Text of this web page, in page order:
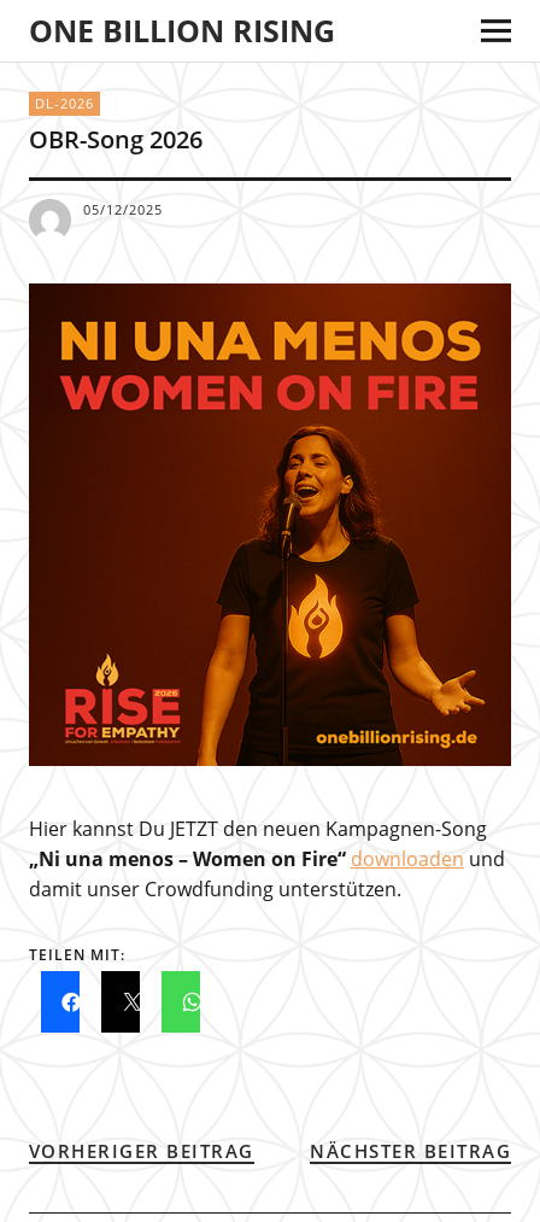
ONE BILLION RISING
DL-2026
OBR-Song 2026
05/12/2025
Hier kannst Du JETZT den neuen Kampagnen-Song
„Ni una menos – Women on Fire“ downloaden und
damit unser Crowdfunding unterstützen.
TEILEN MIT:
VORHERIGER BEITRAG NÄCHSTER BEITRAG